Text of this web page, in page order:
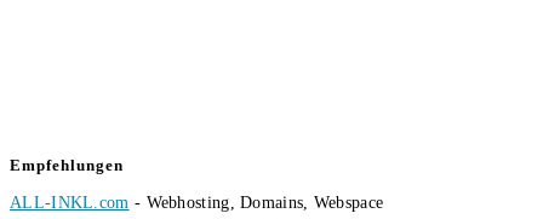
Empfehlungen
ALL-INKL.com - Webhosting, Domains, Webspace